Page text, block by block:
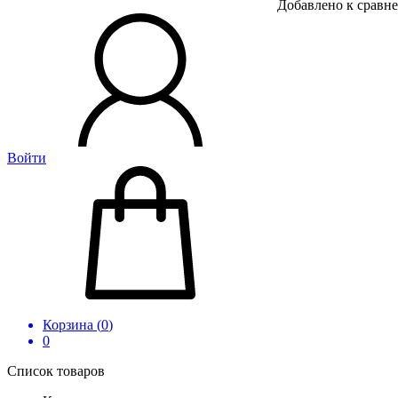
Добавлено к
Войти
Корзина (0)
0
Список товаров